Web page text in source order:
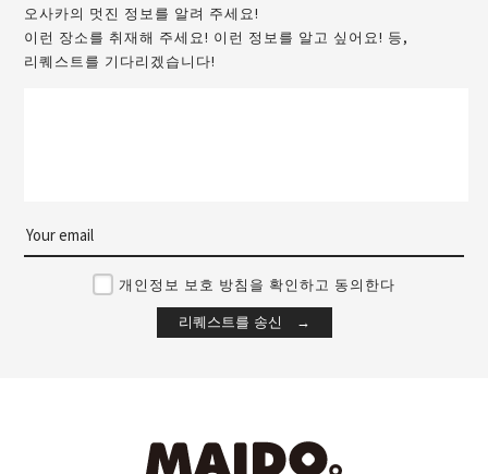
오사카의 멋진 정보를 알려 주세요!
이런 장소를 취재해 주세요! 이런 정보를 알고 싶어요! 등,
리퀘스트를 기다리겠습니다!
개인정보 보호 방침을 확인하고 동의한다